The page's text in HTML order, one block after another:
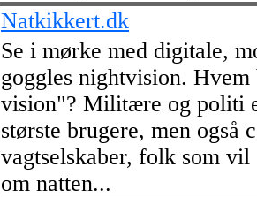
Natkikkert.dk
Se i mørke med digitale,
goggles nightvision.
vision"? Militære og politi
største brugere, men også
vagtselskaber, folk som
om natten...